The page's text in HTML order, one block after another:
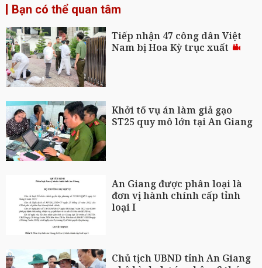
Bạn có thể quan tâm
Tiếp nhận 47 công dân Việt
Nam bị Hoa Kỳ trục xuất
Khởi tố vụ án làm giả gạo
ST25 quy mô lớn tại An Giang
An Giang được phân loại là
đơn vị hành chính cấp tỉnh
loại I
Chủ tịch UBND tỉnh An Giang